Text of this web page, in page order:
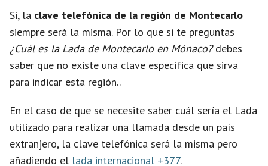
Si, la clave telefónica de la región de Montecarlo
siempre será la misma. Por lo que si te preguntas
¿Cuál es la Lada de Montecarlo en Mónaco?debes
saber que no existe una clave específica que sirva
para indicar esta región..
En el caso de que se necesite saber cuál sería el Lada
utilizado para realizar una llamada desde un país
extranjero, la clave telefónica será la misma pero
añadiendo el lada internacional +377.